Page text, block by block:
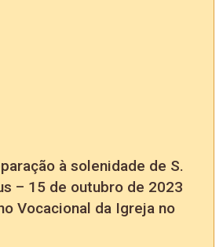
à solenidade de S.
– 15 de outubro de 2023
Vocacional da Igreja no